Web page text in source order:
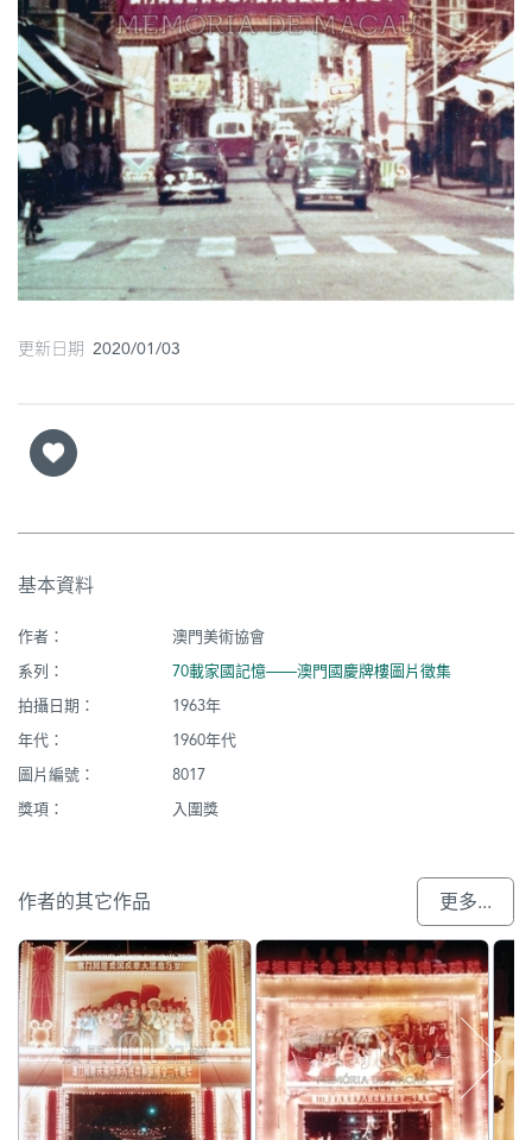
更新日期 2020/01/03
基本資料
作者：
澳門美術協會
系列：
70載家國記憶——澳門國慶牌樓圖片徵集
拍攝日期：
1963年
年代：
1960年代
圖片編號：
8017
獎項：
入圍獎
作者的其它作品 更多...